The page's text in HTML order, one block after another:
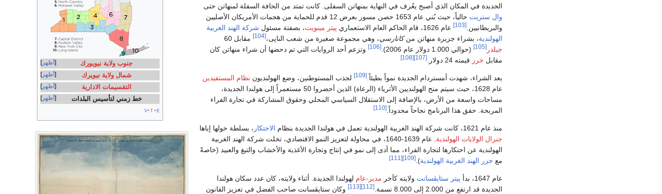
أظهر جنوب ولاية نيويورك
أظهر شمال ولاية نيويرك
أظهر التقسيمات الادارية
أظهر خط زمني لتأسيس البلدات
v t e
الجديدة في المكان الذي أصبح يعُرف في النهاية بمنهاتن السفلى. كانت تمتد من الحافة السفلة لمنهاتن حتى
وال ستريت
حالياً، حيث بُني عام 1653 حصن مسور بعرض 12 قدم للحماية من هجمات الأمريكان الأصليين
والبريطانيين. [103] عام 1626، قام الحاكم العام الاستعماري پيتر مينويت، بصفتة مسئول شركة الهند الغربية
الهولندية، بشراء جزيرة منهاتن منكانارسي، وهي مجموعة صغيرة من شعب الناپى،[104]
مقابل 60
جيلدر [105] (حوالي 1.000 دولار عام 2006). [106]
وتزعم أحد الروايات التي تم دحضها أن شراء منهاتن كان
مقابل خرز قيمته 24 دولار. [107]
[108]
بعد الشراء، شهدت أمستردام الجديدة نمواً بطيئاً. [109] لجذب المستوطنين، وضع الهولنديون نظام المستفيدين
عام 1628، حيث سيتم منح الهولنديين الأثرياء (الرعاة) الذين أحضروا 50 مستعمراً إلى هولندا الجديدة،
مساحات واسعة من الأرض، بالإضافة إلى الاستقلال السياسي المحلي وحقوق المشاركة في تجارة الفراء
المربحة. حقق هذا البرنامج نجاحاً محدوداً. [110]
منذ عام 1621، كانت شركة الهند الغربية الهولندية تعمل في هولندا الجديدة بنظام الاحتكار ، بسلطة خولها إياها
جنرال الولايات الهولندية
. عام 1639-1640، في محاولة لتعزيز النمو الاقتصادي، تخلت شركة الهند الغربية
الهولندية عن احتكارها لتجارة الفراء، مما أدى إلى نمو في إنتاج وتجارة الأغذية والأخشاب والتبغ والعبيد (خاصةً
مع جزر الهند الغربية الهولندية).
[109]
[111]
عام 1647، بدأ پيتر ستايڤسانت ولايته كآخر مدير-عام لهولندا الجديدة. أثناء ولايته، كان عدد سكان هولندا
الجديدة قد ارتفع من 2.000 إلى 8.000 نسمة.
[112]
[113]
وكان ستايڤسانت صاحب الفضل في تعزيز القانون